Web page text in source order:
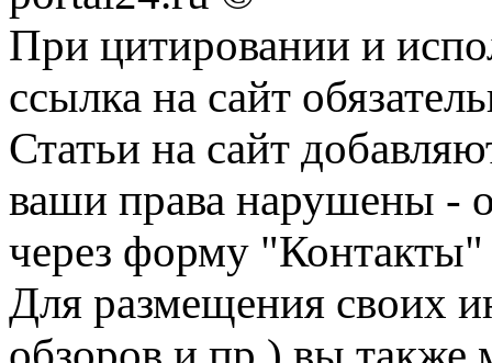
При цитировании и
ссылка на сайт
Статьи на сайт
ваши права нарушены -
через форму "Контакты"
Для размещения своих